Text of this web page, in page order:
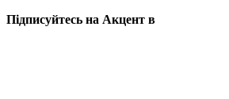
Підписуйтесь на Акцент в